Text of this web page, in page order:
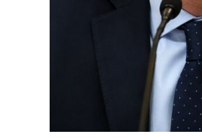
Hay un
una óptica más
comenzando en el
No hay que perder
entre Estados
la visa de